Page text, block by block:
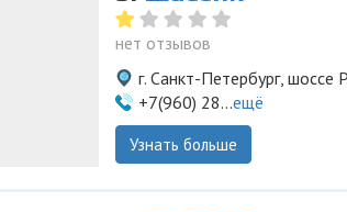
нет отзывов
г. Санкт-Петербург,
+7(960) 28...ещё
Узнать больше